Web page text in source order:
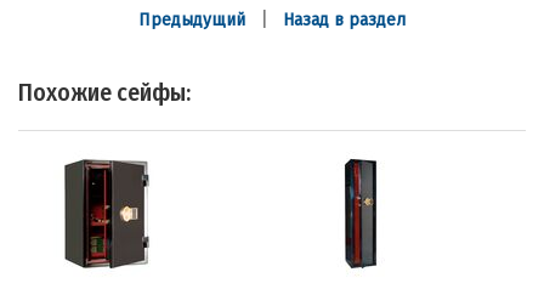
Предыдущий Назад в раздел
Похожие сейфы: